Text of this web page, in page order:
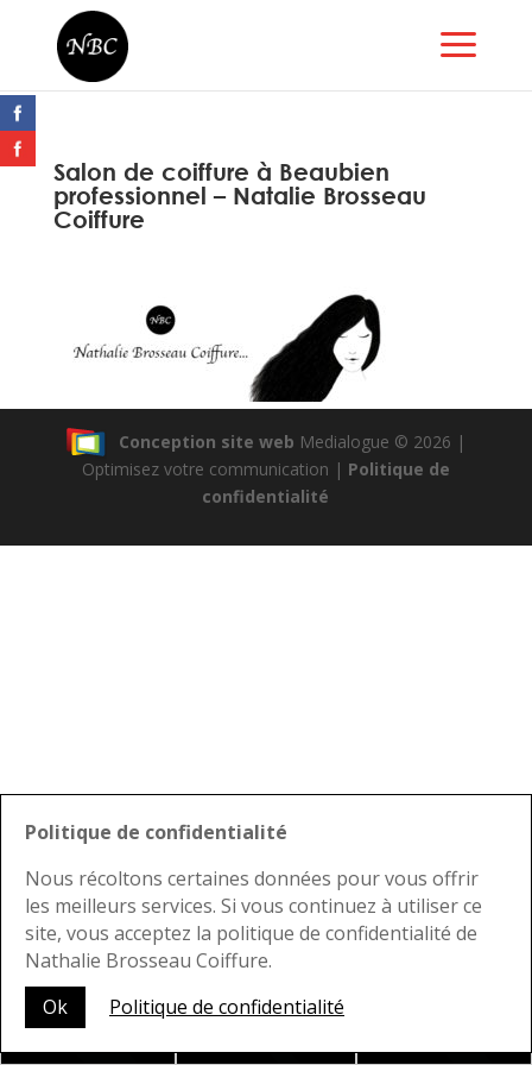
Salon de coiffure à Beaubien
professionnel – Natalie Brosseau
Coiffure
Conception site web Medialogue © 2026 |
Optimisez votre communication | Politique de
confidentialité
Politique de confidentialité
Nous récoltons certaines données pour vous offrir
les meilleurs services. Si vous continuez à utiliser ce
site, vous acceptez la politique de confidentialité de
Nathalie Brosseau Coiffure.
Ok
Politique de confidentialité